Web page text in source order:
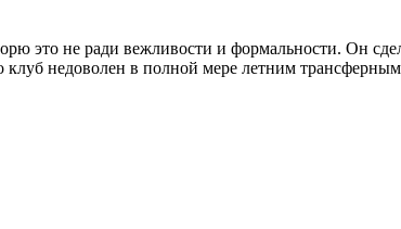
это не ради вежливости и формальности. Он
недоволен в полной мере летним